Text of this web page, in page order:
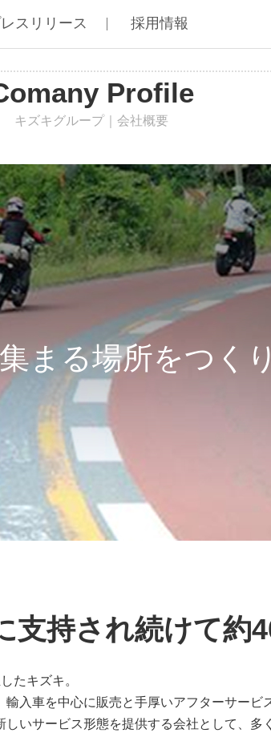
スリリース 採用情報
Profile
キズキグループ｜会社概要
まる場所をつく
支持され続けて約
たキズキ。
入車を中心に販売と手厚いアフターサー
いサービス形態を提供する会社として、